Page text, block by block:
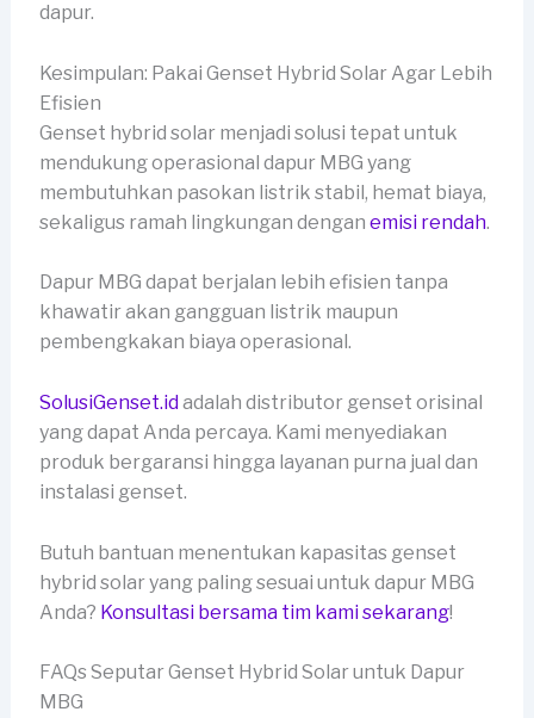
dapur.
Kesimpulan: Pakai Genset Hybrid Solar Agar Lebih
Efisien
Genset hybrid solar menjadi solusi tepat untuk
mendukung operasional dapur MBG yang
membutuhkan pasokan listrik stabil, hemat biaya,
sekaligus ramah lingkungan dengan emisi rendah.
Dapur MBG dapat berjalan lebih efisien tanpa
khawatir akan gangguan listrik maupun
pembengkakan biaya operasional.
SolusiGenset.idadalah distributor genset orisinal
yang dapat Anda percaya. Kami menyediakan
produk bergaransi hingga layanan purna jual dan
instalasi genset.
Butuh bantuan menentukan kapasitas genset
hybrid solar yang paling sesuai untuk dapur MBG
Anda? Konsultasi bersama tim kami sekarang!
FAQs Seputar Genset Hybrid Solar untuk Dapur
MBG